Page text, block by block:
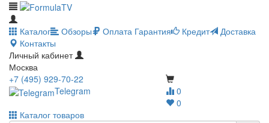
Каталог Обзоры Оплата Гарантия Кредит
Доставка
Контакты
Личный кабинет
Москва
0
0
+7 (495) 929-70-22
Telegram
Каталог товаров